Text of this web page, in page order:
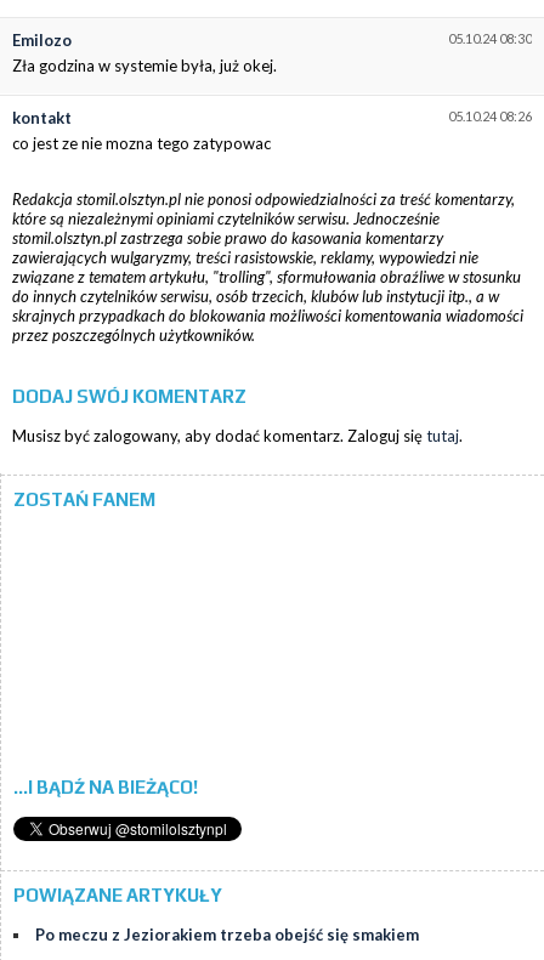
05.10.24 08:30
Emilozo
Zła godzina w systemie była, już okej.
05.10.24 08:26
kontakt
co jest ze nie mozna tego zatypowac
Redakcja stomil.olsztyn.pl nie ponosi odpowiedzialności za treść komentarzy,
które są niezależnymi opiniami czytelników serwisu. Jednocześnie
stomil.olsztyn.pl zastrzega sobie prawo do kasowania komentarzy
zawierających wulgaryzmy, treści rasistowskie, reklamy, wypowiedzi nie
związane z tematem artykułu, "trolling", sformułowania obraźliwe w stosunku
do innych czytelników serwisu, osób trzecich, klubów lub instytucji itp., a w
skrajnych przypadkach do blokowania możliwości komentowania wiadomości
przez poszczególnych użytkowników.
DODAJ SWÓJ KOMENTARZ
Musisz być zalogowany, aby dodać komentarz. Zaloguj siętutaj.
ZOSTAŃ FANEM
...I BĄDŹ NA BIEŻĄCO!
POWIĄZANE ARTYKUŁY
Po meczu z Jeziorakiem trzeba obejść się smakiem